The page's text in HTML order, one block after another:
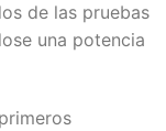
de las pruebas
una potencia